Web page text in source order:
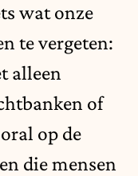
wat onze
te vergeten:
alleen
of
op de
die mensen